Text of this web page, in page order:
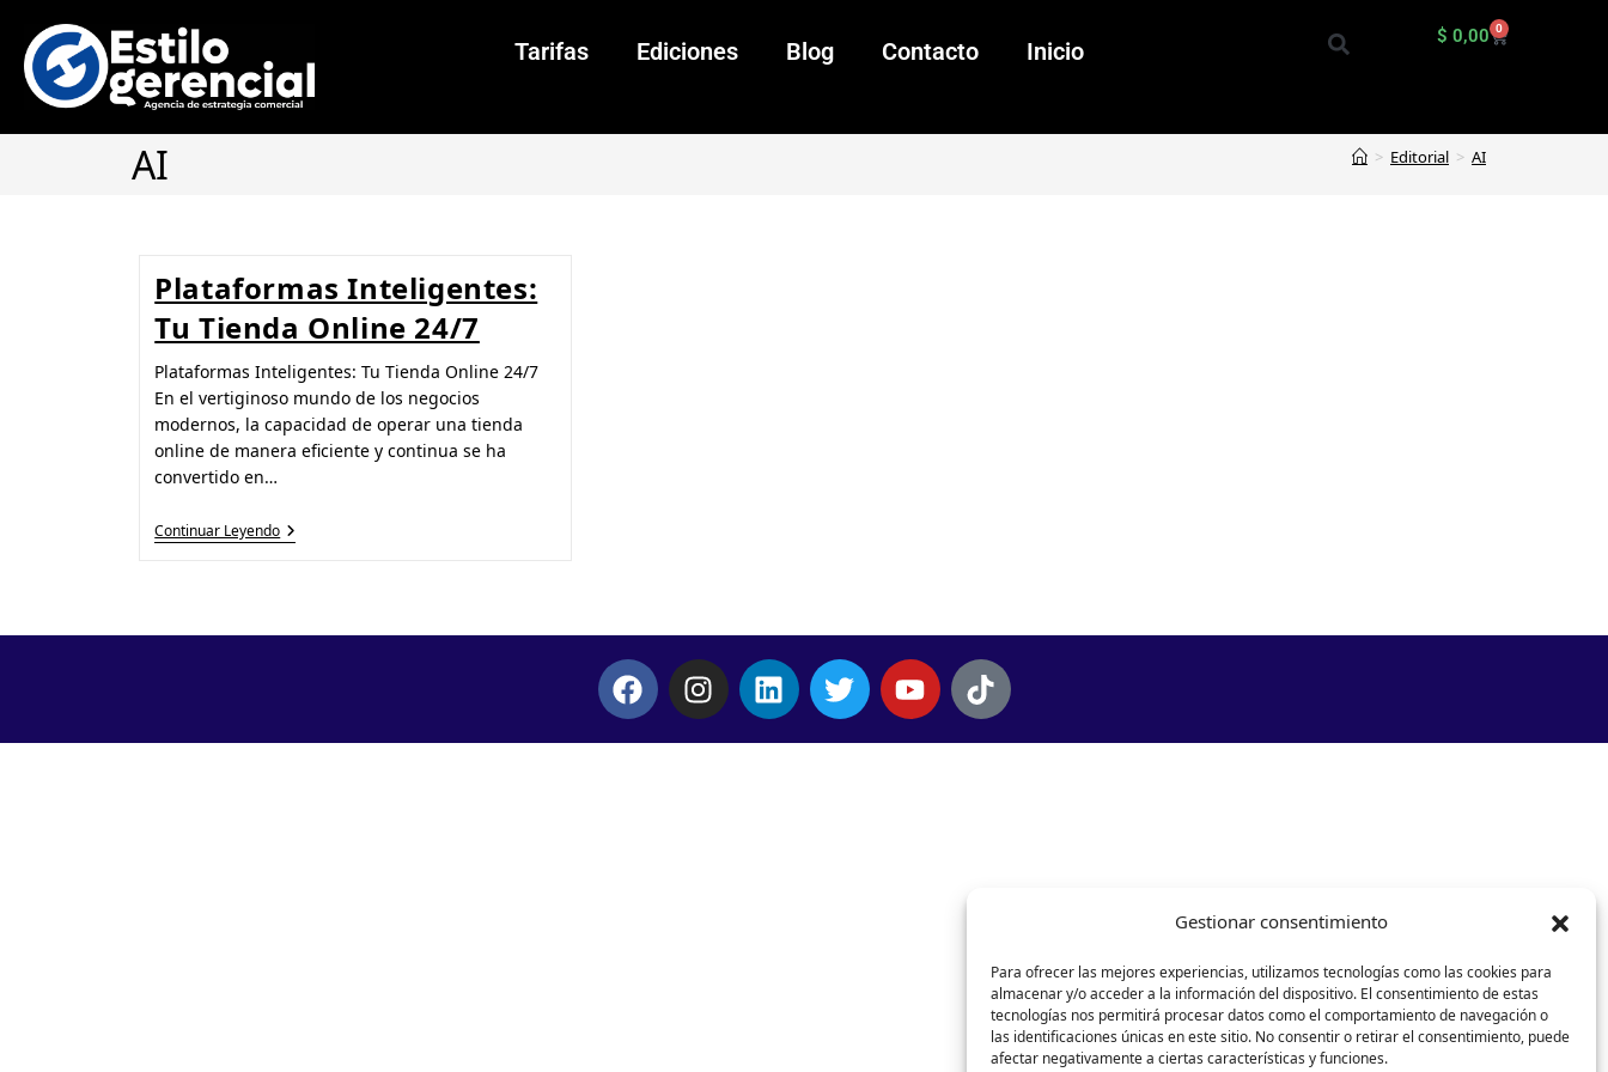
Gestionar consentimiento
Para ofrecer las mejores experiencias, utilizamos tecnologías como las cookies para
almacenar y/o acceder a la información del dispositivo. El consentimiento de estas
tecnologías nos permitirá procesar datos como el comportamiento de navegación o
las identificaciones únicas en este sitio. No consentir o retirar el consentimiento, puede
afectar negativamente a ciertas características y funciones.
Tarifas Ediciones Blog Contacto Inicio
$ 0,00 0
AI > Editorial > AI
Plataformas Inteligentes:
Tu Tienda Online 24/7
Plataformas Inteligentes: Tu Tienda Online 24/7
En el vertiginoso mundo de los negocios
modernos, la capacidad de operar una tienda
online de manera eficiente y continua se ha
convertido en…
Continuar Leyendo